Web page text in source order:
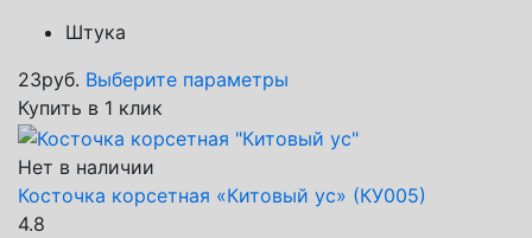
Штука
23руб. Выберите параметры
Купить в 1 клик
Нет в наличии
Косточка корсетная «Китовый ус» (КУ005)
4.8